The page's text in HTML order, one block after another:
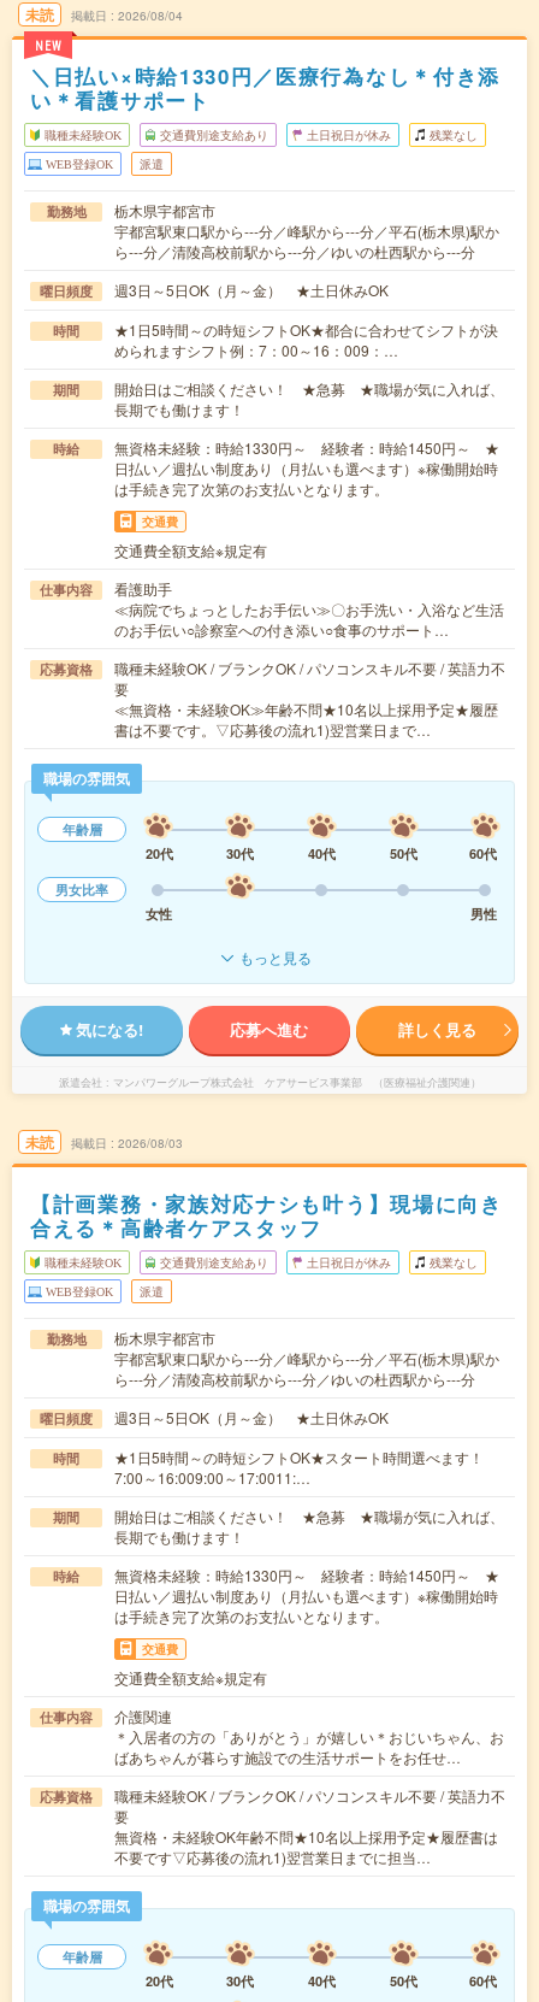
未読
NEW
掲載日 2026/08/04
＼日払い×時給1330円／医療行為なし＊付き添
い＊看護サポート
職種未経験OK 交通費別途支給あり 土日祝日が休み 残業なし
WEB登録OK 派遣
勤務地
栃木県宇都宮市
宇都宮駅東口駅から---分／峰駅から---分／平石(栃木県)駅か
ら---分／清陵高校前駅から---分／ゆいの杜西駅から---分
曜日頻度 週3日～5日OK（月～金） ★土日休みOK
時間
★1日5時間～の時短シフトOK★都合に合わせてシフトが決
められますシフト例：7：00～16：009：…
期間
開始日はご相談ください！ ★急募 ★職場が気に入れば、
長期でも働けます！
時給
無資格未経験：時給1330円～ 経験者：時給1450円～ ★
日払い／週払い制度あり（月払いも選べます）※稼働開始時
は手続き完了次第のお支払いとなります。
交通費
交通費全額支給※規定有
仕事内容
看護助手
≪病院でちょっとしたお手伝い≫〇お手洗い・入浴など生活
のお手伝い○診察室への付き添い○食事のサポート…
応募資格
職種未経験OK / ブランクOK / パソコンスキル不要 / 英語力不
要
≪無資格・未経験OK≫年齢不問★10名以上採用予定★履歴
書は不要です。▽応募後の流れ1)翌営業日まで…
職場の雰囲気
年齢層
20代
30代 40代 50代
60代
男女比率
女性
男性
もっと見る
気になる! 応募へ進む 詳しく見る
派遣会社 マンパワーグループ株式会社 ケアサービス事業部 （医療福祉介護関連）
未読 掲載日 2026/08/03
【計画業務・家族対応ナシも叶う】現場に向き
合える＊高齢者ケアスタッフ
職種未経験OK 交通費別途支給あり 土日祝日が休み 残業なし
WEB登録OK 派遣
勤務地
栃木県宇都宮市
宇都宮駅東口駅から---分／峰駅から---分／平石(栃木県)駅か
ら---分／清陵高校前駅から---分／ゆいの杜西駅から---分
曜日頻度 週3日～5日OK（月～金） ★土日休みOK
時間
★1日5時間～の時短シフトOK★スタート時間選べます！
7:00～16:009:00～17:0011:…
期間
開始日はご相談ください！ ★急募 ★職場が気に入れば、
長期でも働けます！
時給
無資格未経験：時給1330円～ 経験者：時給1450円～ ★
日払い／週払い制度あり（月払いも選べます）※稼働開始時
は手続き完了次第のお支払いとなります。
交通費
交通費全額支給※規定有
仕事内容
介護関連
＊入居者の方の「ありがとう」が嬉しい＊おじいちゃん、お
ばあちゃんが暮らす施設での生活サポートをお任せ…
応募資格
職種未経験OK / ブランクOK / パソコンスキル不要 / 英語力不
要
無資格・未経験OK年齢不問★10名以上採用予定★履歴書は
不要です▽応募後の流れ1)翌営業日までに担当…
職場の雰囲気
年齢層
20代
30代 40代 50代
60代